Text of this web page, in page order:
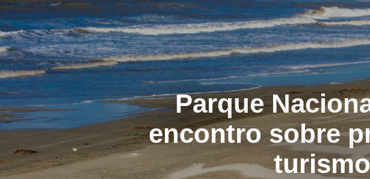
Parque
encontro sobre